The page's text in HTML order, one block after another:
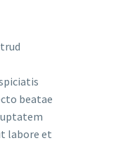
beatae
labore et